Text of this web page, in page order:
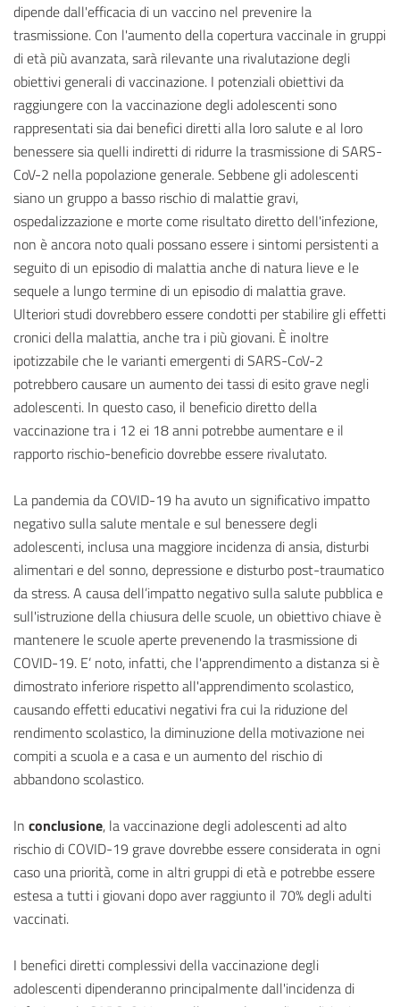
dipende dall'efficacia di un vaccino nel prevenire la
trasmissione. Con l'aumento della copertura vaccinale in gruppi
di età più avanzata, sarà rilevante una rivalutazione degli
obiettivi generali di vaccinazione. I potenziali obiettivi da
raggiungere con la vaccinazione degli adolescenti sono
rappresentati sia dai benefici diretti alla loro salute e al loro
benessere sia quelli indiretti di ridurre la trasmissione di SARS-
CoV-2 nella popolazione generale. Sebbene gli adolescenti
siano un gruppo a basso rischio di malattie gravi,
ospedalizzazione e morte come risultato diretto dell'infezione,
non è ancora noto quali possano essere i sintomi persistenti a
seguito di un episodio di malattia anche di natura lieve e le
sequele a lungo termine di un episodio di malattia grave.
Ulteriori studi dovrebbero essere condotti per stabilire gli effetti
cronici della malattia, anche tra i più giovani. È inoltre
ipotizzabile che le varianti emergenti di SARS-CoV-2
potrebbero causare un aumento dei tassi di esito grave negli
adolescenti. In questo caso, il beneficio diretto della
vaccinazione tra i 12 ei 18 anni potrebbe aumentare e il
rapporto rischio-beneficio dovrebbe essere rivalutato.
La pandemia da COVID-19 ha avuto un significativo impatto
negativo sulla salute mentale e sul benessere degli
adolescenti, inclusa una maggiore incidenza di ansia, disturbi
alimentari e del sonno, depressione e disturbo post-traumatico
da stress. A causa dell’impatto negativo sulla salute pubblica e
sull'istruzione della chiusura delle scuole, un obiettivo chiave è
mantenere le scuole aperte prevenendo la trasmissione di
COVID-19. E’ noto, infatti, che l'apprendimento a distanza si è
dimostrato inferiore rispetto all'apprendimento scolastico,
causando effetti educativi negativi fra cui la riduzione del
rendimento scolastico, la diminuzione della motivazione nei
compiti a scuola e a casa e un aumento del rischio di
abbandono scolastico.
In conclusione, la vaccinazione degli adolescenti ad alto
rischio di COVID-19 grave dovrebbe essere considerata in ogni
caso una priorità, come in altri gruppi di età e potrebbe essere
estesa a tutti i giovani dopo aver raggiunto il 70% degli adulti
vaccinati.
I benefici diretti complessivi della vaccinazione degli
adolescenti dipenderanno principalmente dall'incidenza di